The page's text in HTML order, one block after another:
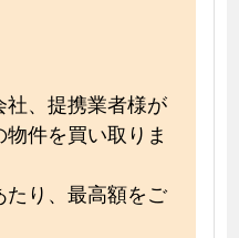
、提携業者様が
件を買い取りま
り、最高額をご